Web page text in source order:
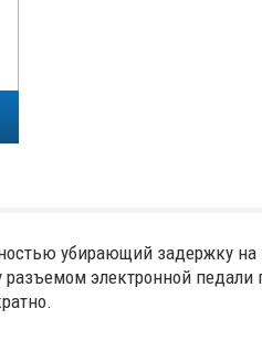
убирающий задержку
электронной педали